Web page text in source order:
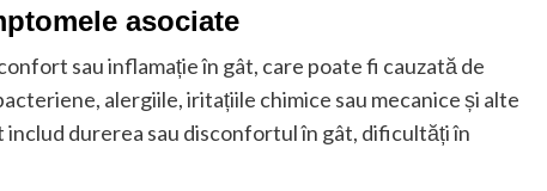
asociate
sau inflamație în gât, care poate fi cauzată de
alergiile, iritațiile chimice sau mecanice și alte
durerea sau disconfortul în gât, dificultăți în